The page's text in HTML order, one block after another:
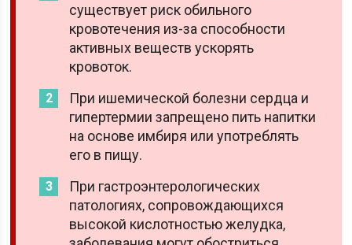
существует риск обильного
кровотечения из-за способности
активных веществ ускорять
кровоток.
При ишемической болезни сердца и
гипертермии запрещено пить напитки
на основе имбиря или употреблять
его в пищу.
При гастроэнтерологических
патологиях, сопровождающихся
высокой кислотностью желудка,